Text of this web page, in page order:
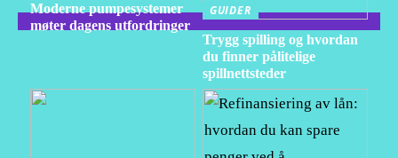
Moderne pumpesystemer
møter dagens utfordringer
GUIDER
Trygg spilling og hvordan
du finner pålitelige
spillnettsteder